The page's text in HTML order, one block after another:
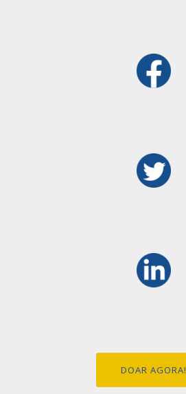
DOAR AGORA!